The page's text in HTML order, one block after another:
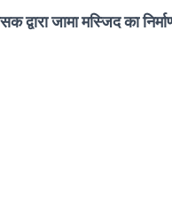
जामा मस्जिद का